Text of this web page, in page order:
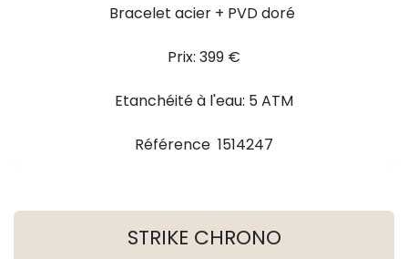
Bracelet acier + PVD doré
Prix: 399 €
Etanchéité à l'eau: 5 ATM
Référence 1514247
STRIKE CHRONO